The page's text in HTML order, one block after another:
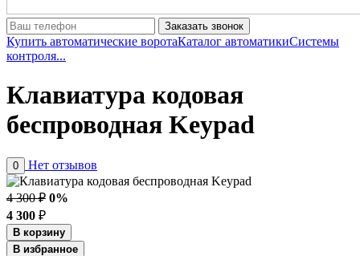
Заказать звонок
Купить автоматические воротаКаталог автоматикиСистемы
контроля...
Клавиатура кодовая
беспроводная Keypad
0 Нет отзывов
4 300 ₽ 0%
4 300 ₽
В корзину
В избранное